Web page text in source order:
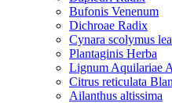
Bufonis Venenum
Dichroae Radix
Cynara scolymus
Plantaginis Herba
Lignum Aquilariae
Citrus reticulata
Ailanthus altissima